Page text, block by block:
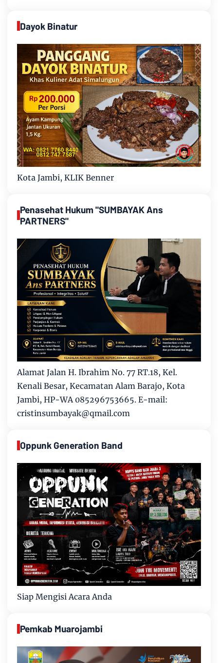
Dayok Binatur
Kota Jambi, KLIK Benner
Penasehat Hukum "SUMBAYAK Ans
PARTNERS"
Alamat Jalan H. Ibrahim No. 77 RT.18, Kel.
Kenali Besar, Kecamatan Alam Barajo, Kota
Jambi, HP-WA 085296753665. E-mail:
cristinsumbayak@qmail.com
Oppunk Generation Band
Siap Mengisi Acara Anda
Pemkab Muarojambi